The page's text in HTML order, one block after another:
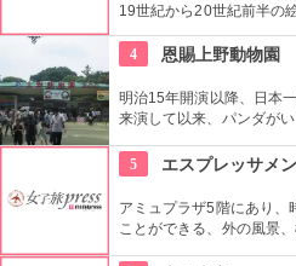
19世紀から20世紀前半の
ている。なかでも西洋の
家）たちの作品を見るこ
が手掛け、建築・インテ
4 恩賜上野動物園
明治15年開演以降、日本
来演して以来、パンダが
5
エスプレッサメ
アミュプラザ5階にあり、
ことができる、外の風景